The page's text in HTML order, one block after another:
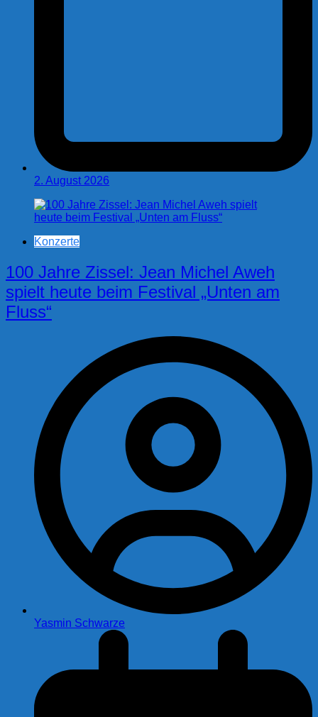
2. August 2026
Konzerte
100 Jahre Zissel: Jean Michel Aweh
spielt heute beim Festival „Unten am
Fluss“
Yasmin Schwarze